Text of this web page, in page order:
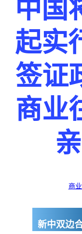
中国
起实
签证
商业
商
新中双边